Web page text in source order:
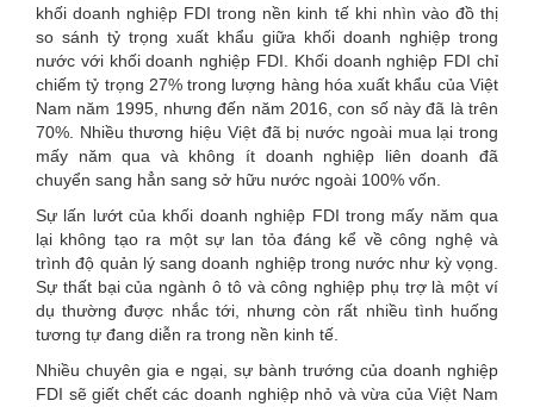
khối doanh nghiệp FDI trong nền kinh tế khi nhìn vào đồ thị
so sánh tỷ trọng xuất khẩu giữa khối doanh nghiệp trong
nước với khối doanh nghiệp FDI. Khối doanh nghiệp FDI chỉ
chiếm tỷ trọng 27% trong lượng hàng hóa xuất khẩu của Việt
Nam năm 1995, nhưng đến năm 2016, con số này đã là trên
70%. Nhiều thương hiệu Việt đã bị nước ngoài mua lại trong
mấy năm qua và không ít doanh nghiệp liên doanh đã
chuyển sang hẳn sang sở hữu nước ngoài 100% vốn.
Sự lấn lướt của khối doanh nghiệp FDI trong mấy năm qua
lại không tạo ra một sự lan tỏa đáng kể về công nghệ và
trình độ quản lý sang doanh nghiệp trong nước như kỳ vọng.
Sự thất bại của ngành ô tô và công nghiệp phụ trợ là một ví
dụ thường được nhắc tới, nhưng còn rất nhiều tình huống
tương tự đang diễn ra trong nền kinh tế.
Nhiều chuyên gia e ngại, sự bành trướng của doanh nghiệp
FDI sẽ giết chết các doanh nghiệp nhỏ và vừa của Việt Nam